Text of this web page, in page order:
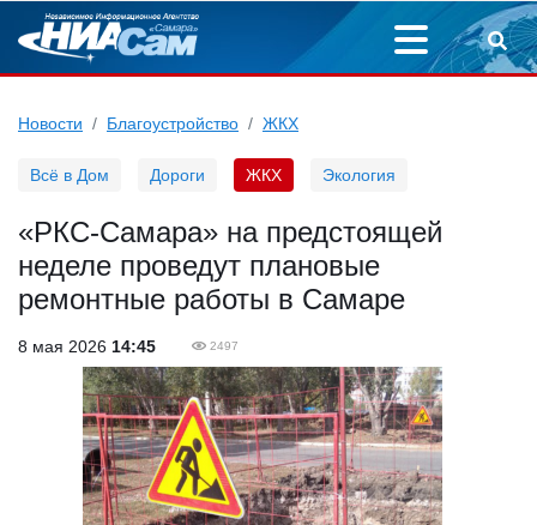
Новости Благоустройство ЖКХ
Всё в Дом Дороги ЖКХ Экология
«РКС-Самара» на предстоящей
неделе проведут плановые
ремонтные работы в Самаре
8 мая 2026 14:45 2497